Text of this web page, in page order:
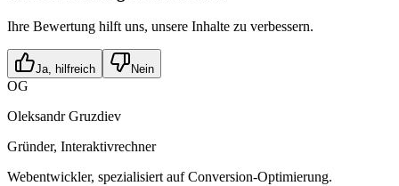
Ihre Bewertung hilft uns, unsere Inhalte zu verbessern.
Ja, hilfreich Nein
OG
Oleksandr Gruzdiev
Gründer, Interaktivrechner
Webentwickler, spezialisiert auf Conversion-Optimierung.